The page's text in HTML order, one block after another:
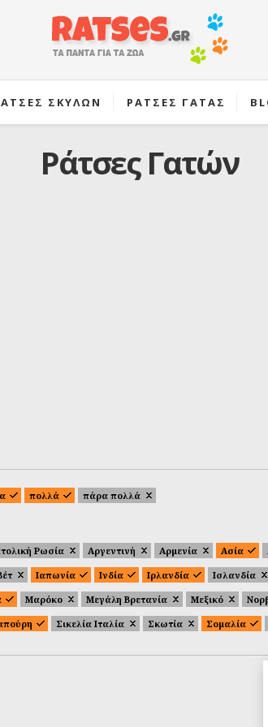
ΣΚΥΛΩΝ ΡΑΤΣΕΣ ΓΑΤΑΣ
Ράτσες Γατών
πολλά πάρα πολλά
Ρωσία Αργεντινή Αρμενία Ασία
Ιαπωνία Ινδία Ιρλανδία Ισλανδία
Μαρόκο Μεγάλη Βρετανία Μεξικό
Σικελία Ιταλία Σκωτία Σομαλία